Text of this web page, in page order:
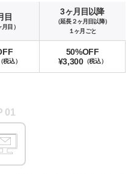
目
月目）
3ヶ月目以降
（延長２ヶ月目以降）
１ヶ月ごと
税込）
50%OFF
¥3,300（税込）
01